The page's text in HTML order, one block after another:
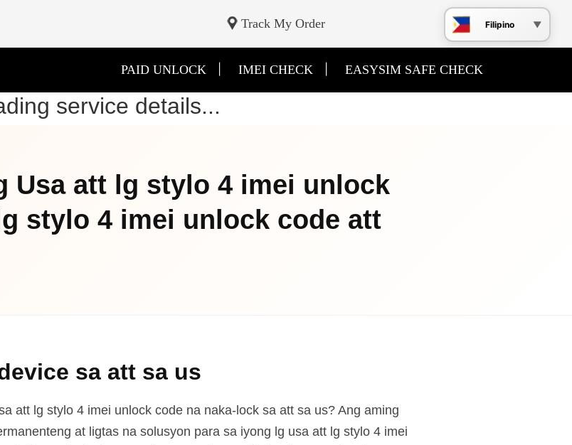
Track My Order Filipino
PAID UNLOCK IMEI CHECK EASYSIM SAFE CHECK
service details...
Usa att lg stylo 4 imei unlock
stylo 4 imei unlock code att
sa att sa us
att lg stylo 4 imei unlock code na naka-lock sa att sa us? Ang aming
at ligtas na solusyon para sa iyong lg usa att lg stylo 4 imei